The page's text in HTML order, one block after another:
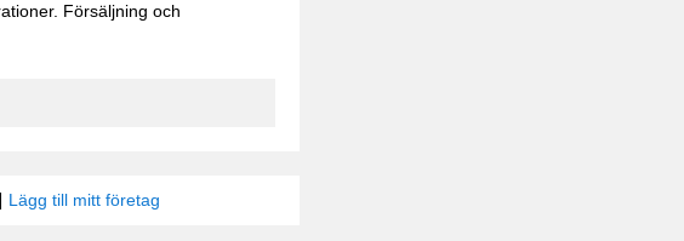
Försäljning och
Lägg till mitt företag